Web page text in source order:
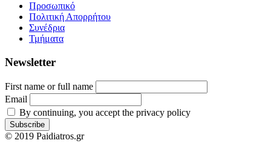
Προσωπικό
Πολιτική Απορρήτου
Συνέδρια
Τμήματα
Newsletter
First name or full name
Email
By continuing, you accept the privacy policy
© 2019 Paidiatros.gr